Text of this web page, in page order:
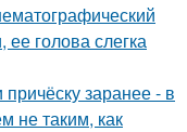
голова слегка
заранее - в
не таким, как